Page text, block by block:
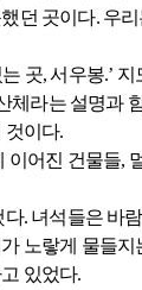
던 곳이다. 우
곳, 서우봉.’
라는 설명과
것이다.
어진 건물들,
. 녀석들은 바
노랗게 물들
있었다.